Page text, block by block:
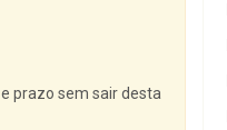
prazo sem sair desta